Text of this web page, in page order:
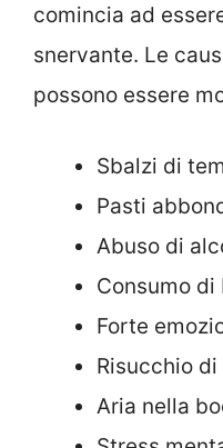
comincia ad
snervante. Le
possono essere
Sbalzi di
Pasti
Abuso di
Consumo
Forte
Risucchio
Aria nella